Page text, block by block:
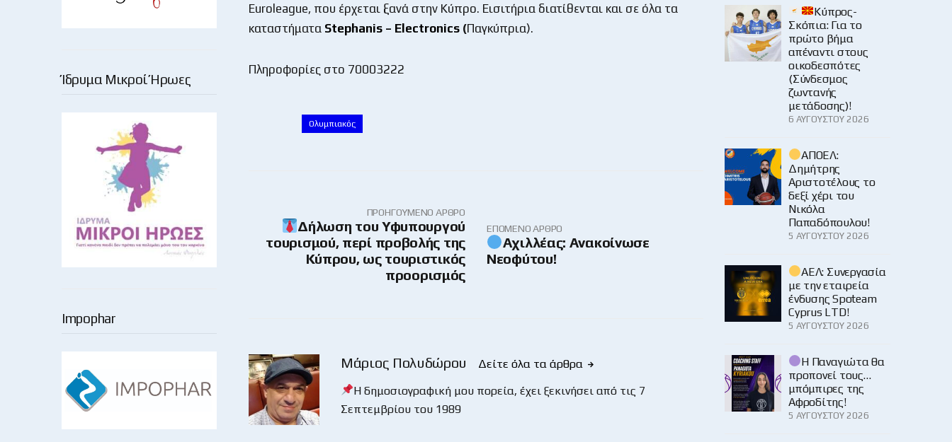
Ίδρυμα Μικροί Ήρωες
Impophar
Euroleague, που έρχεται ξανά στην Κύπρο. Εισιτήρια διατίθενται και σε όλα τα
καταστήματα Stephanis – Electronics (Παγκύπρια).
Πληροφορίες στο 70003222
Ολυμπιακός
ΠΡΟΗΓΟΎΜΕΝΟ ΆΡΘΡΟ
Δήλωση του Υφυπουργού
τουρισμού, περί προβολής της
Κύπρου, ως τουριστικός
προορισμός
ΕΠΌΜΕΝΟ ΆΡΘΡΟ
Αχιλλέας: Ανακοίνωσε
Νεοφύτου!
Μάριος Πολυδώρου
Δείτε όλα τα άρθρα
Η δημοσιογραφική μου πορεία, έχει ξεκινήσει από τις 7
Σεπτεμβρίου του 1989
Κύπρος-
Σκόπια: Για το
πρώτο βήμα
απέναντι στους
οικοδεσπότες
(Σύνδεσμος
ζωντανής
μετάδοσης)!
6 ΑΥΓΟΎΣΤΟΥ 2026
ΑΠΟΕΛ:
Δημήτρης
Αριστοτέλους το
δεξί χέρι του
Νικόλα
Παπαδόπουλου!
5 ΑΥΓΟΎΣΤΟΥ 2026
ΑΕΛ: Συνεργασία
με την εταιρεία
ένδυσης Spoteam
Cyprus LTD!
5 ΑΥΓΟΎΣΤΟΥ 2026
Η Παναγιώτα θα
προπονεί τους…
μπόμπιρες της
Αφροδίτης!
5 ΑΥΓΟΎΣΤΟΥ 2026